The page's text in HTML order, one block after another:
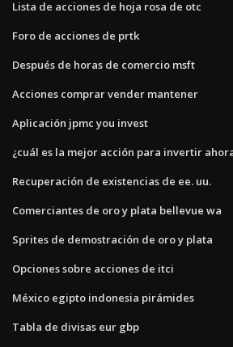
Lista de acciones de hoja rosa de otc
Foro de acciones de prtk
Después de horas de comercio msft
Acciones comprar vender mantener
Aplicación jpmc you invest
¿cuál es la mejor acción para invertir
Recuperación de existencias de ee. uu.
Comerciantes de oro y plata bellevue wa
Sprites de demostración de oro y plata
Opciones sobre acciones de itci
México egipto indonesia pirámides
Tabla de divisas eur gbp